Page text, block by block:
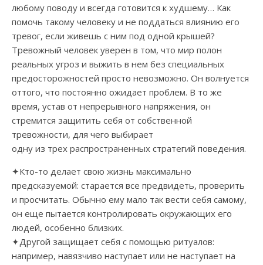
любому поводу и всегда готовится к худшему… Как
помочь такому человеку и не поддаться влиянию его
тревог, если живешь с ним под одной крышей?
Тревожный человек уверен в том, что мир полон
реальных угроз и выжить в нем без специальных
предосторожностей просто невозможно. Он волнуется
оттого, что постоянно ожидает проблем. В то же
время, устав от непрерывного напряжения, он
стремится защитить себя от собственной
тревожности, для чего выбирает
одну из трех распространенных стратегий поведения.
✦Кто-то делает свою жизнь максимально
предсказуемой: старается все предвидеть, проверить
и просчитать. Обычно ему мало так вести себя самому,
он еще пытается контролировать окружающих его
людей, особенно близких.
✦Другой защищает себя с помощью ритуалов:
например, навязчиво наступает или не наступает на